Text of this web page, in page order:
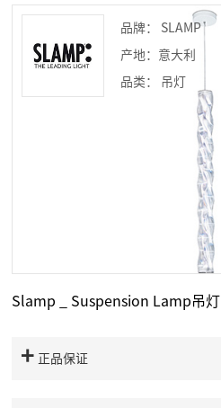
品牌： SLAMP
产地：意大利
品类： 吊灯
Slamp _ Suspension Lamp吊灯
正品保证